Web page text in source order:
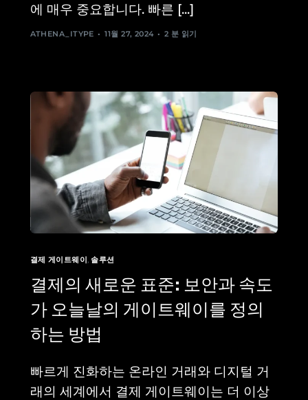
에 매우 중요합니다. 빠른 [...]
ATHENA_ITYPE 11월 27, 2024 2 분 읽기
결제 게이트웨이 ,솔루션
결제의 새로운 표준: 보안과 속도
가 오늘날의 게이트웨이를 정의
하는 방법
빠르게 진화하는 온라인 거래와 디지털 거
래의 세계에서 결제 게이트웨이는 더 이상